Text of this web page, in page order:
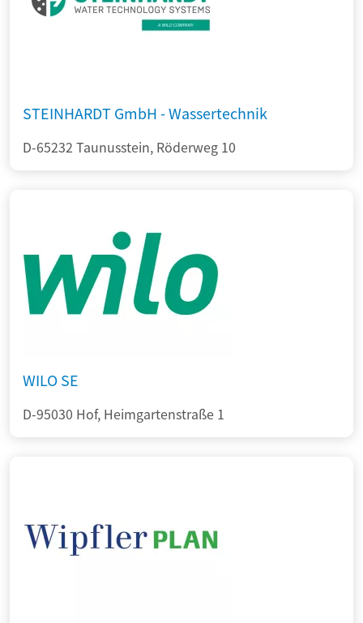
STEINHARDT GmbH - Wassertechnik
D-65232 Taunusstein, Röderweg 10
WILO SE
D-95030 Hof, Heimgartenstraße 1